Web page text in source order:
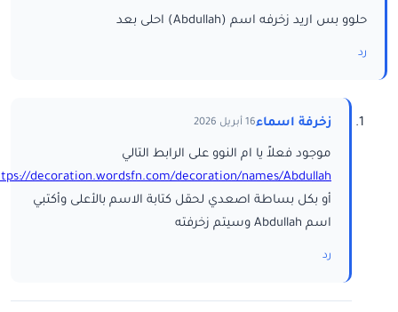
حلوو بس اريد زخرفه اسم (Abdullah) احلى بعد
رد
زخرفة اسماء16 أبريل 2026
موجود فعلاً يا ام النوو على الرابط التالي
decoration.wordsfn.com/decoration/names/Abdullah/
أو بكل بساطة اصعدي لحقل كتابة الاسم بالأعلى وأكتبي
اسم Abdullah وسيتم زخرفته
رد